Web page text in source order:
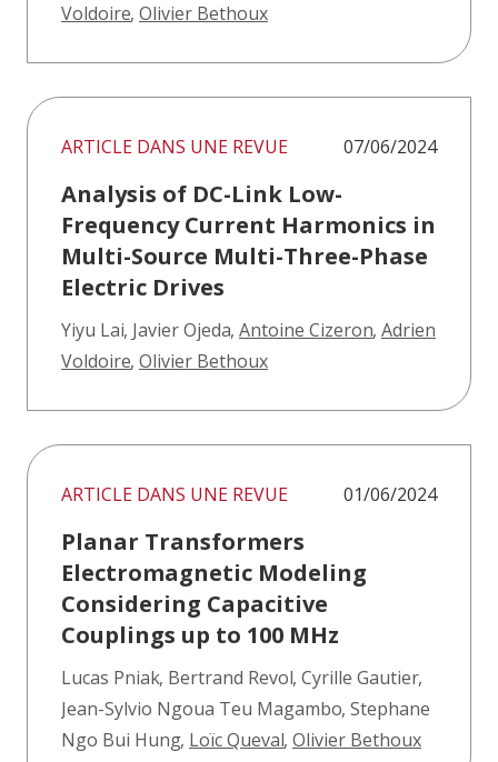
Voldoire, Olivier Bethoux
ARTICLE DANS UNE REVUE 07/06/2024
Analysis of DC-Link Low-
Frequency Current Harmonics in
Multi-Source Multi-Three-Phase
Electric Drives
Yiyu Lai, Javier Ojeda, Antoine Cizeron, Adrien
Voldoire, Olivier Bethoux
ARTICLE DANS UNE REVUE 01/06/2024
Planar Transformers
Electromagnetic Modeling
Considering Capacitive
Couplings up to 100 MHz
Lucas Pniak, Bertrand Revol, Cyrille Gautier,
Jean-Sylvio Ngoua Teu Magambo, Stephane
Ngo Bui Hung, Loïc Queval, Olivier Bethoux